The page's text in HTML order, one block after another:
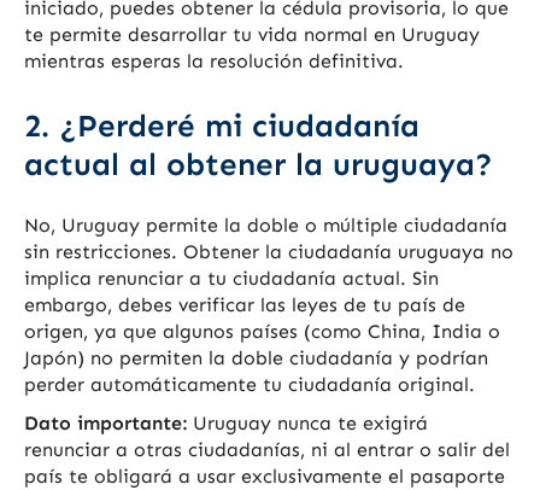
iniciado, puedes obtener la cédula provisoria, lo que
te permite desarrollar tu vida normal en Uruguay
mientras esperas la resolución definitiva.
2. ¿Perderé mi ciudadanía
actual al obtener la uruguaya?
No, Uruguay permite la doble o múltiple ciudadanía
sin restricciones. Obtener la ciudadanía uruguaya no
implica renunciar a tu ciudadanía actual. Sin
embargo, debes verificar las leyes de tu país de
origen, ya que algunos países (como China, India o
Japón) no permiten la doble ciudadanía y podrían
perder automáticamente tu ciudadanía original.
Dato importante: Uruguay nunca te exigirá
renunciar a otras ciudadanías, ni al entrar o salir del
país te obligará a usar exclusivamente el pasaporte